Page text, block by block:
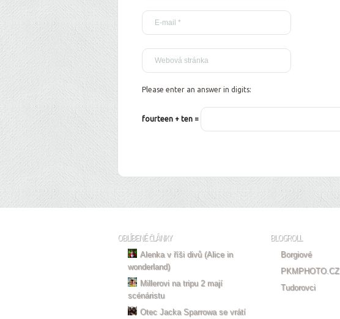
Please enter an answer in digits:
fourteen + ten =
OBLÍBENÉ ČLÁNKY
Alenka v říši divů (Alice in
wonderland)
Millerovi na tripu 2 mají
scénáristu
Otec Jacka Sparrowa se vrátí
BLOGROLL
Borgiové
PKMPHOTO.CZ
Tudorovci